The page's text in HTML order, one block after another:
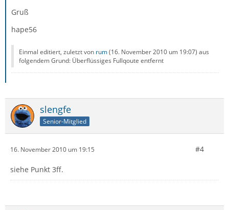
Gruß
hape56
Einmal editiert, zuletzt von rum(16. November 2010 um 19:07) aus
folgendem Grund: Überflüssiges Fullqoute entfernt
slengfe
Senior-Mitglied
16. November 2010 um 19:15 #4
siehe Punkt 3ff.